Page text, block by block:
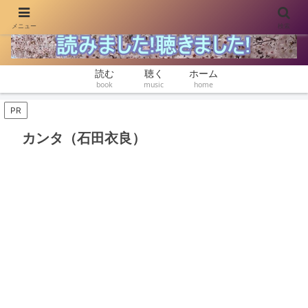
読む
book
聴く
music
ホーム
home
PR
カンタ（石田衣良）
メニュー 検索